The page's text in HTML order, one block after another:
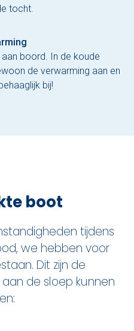
tocht.
boord. In de koude
de verwarming aan en
bij!
boot
tijdens
we hebben voor
Dit zijn de
de sloep kunnen